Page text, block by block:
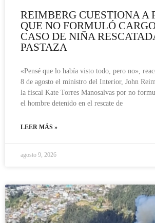
REIMBERG CUESTIONA A
QUE NO FORMULÓ
CASO DE NIÑA
PASTAZA
«Pensé que lo había visto todo, pero no»,
8 de agosto el ministro del Interior, John
la fiscal Kate Torres Manosalvas por no
el hombre detenido en el rescate de
LEER MÁS »
agosto 9, 2026